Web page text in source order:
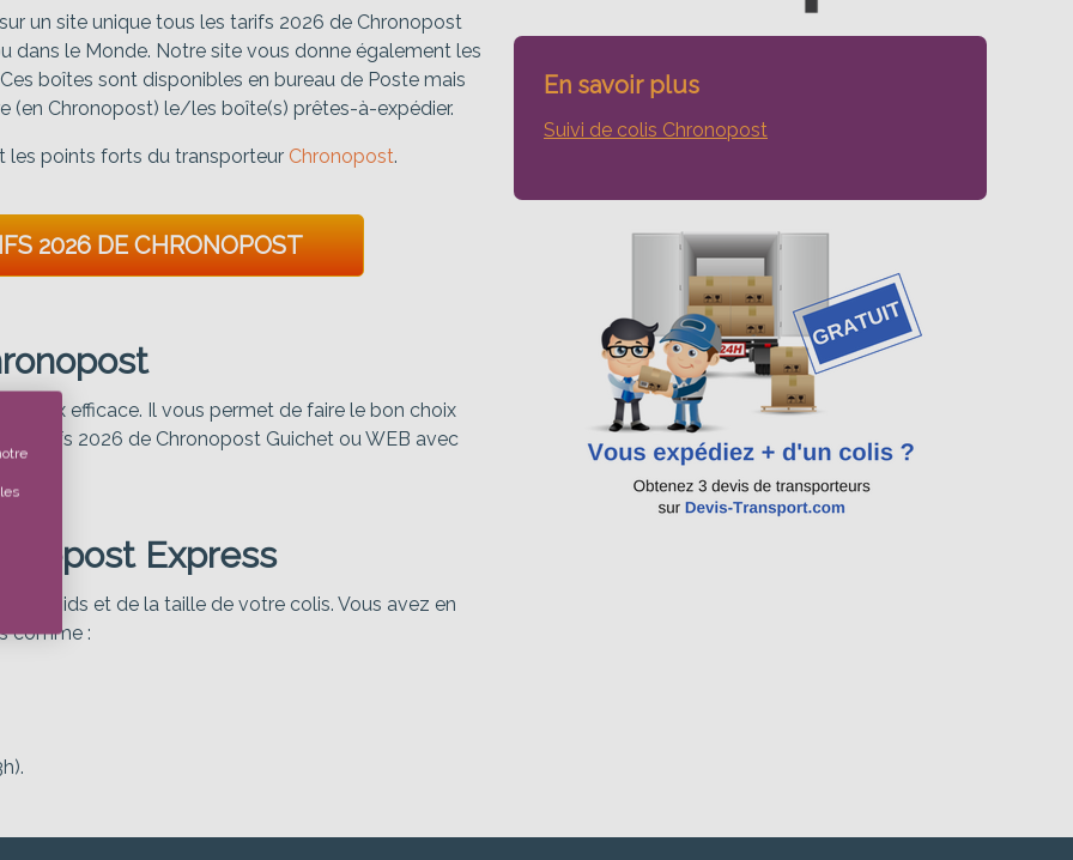
un site unique tous les tarifs 2026 de Chronopost
dans le Monde. Notre site vous donne également les
boîtes sont disponibles en bureau de Poste mais
(en Chronopost) le/les boîte(s) prêtes-à-expédier.
les points forts du transporteur Chronopost.
2026 DE CHRONOPOST
prix efficace. Il vous permet de faire le bon choix
tarifs 2026 de Chronopost Guichet ou WEB avec
Express
poids et de la taille de votre colis. Vous avez en
comme :
En savoir plus
Suivi de colis Chronopost